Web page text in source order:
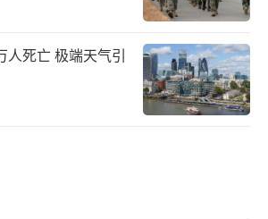
辣，就是这么霸道，就是这么
看到，安大略省还是怂了，不
人死亡 极端天气引